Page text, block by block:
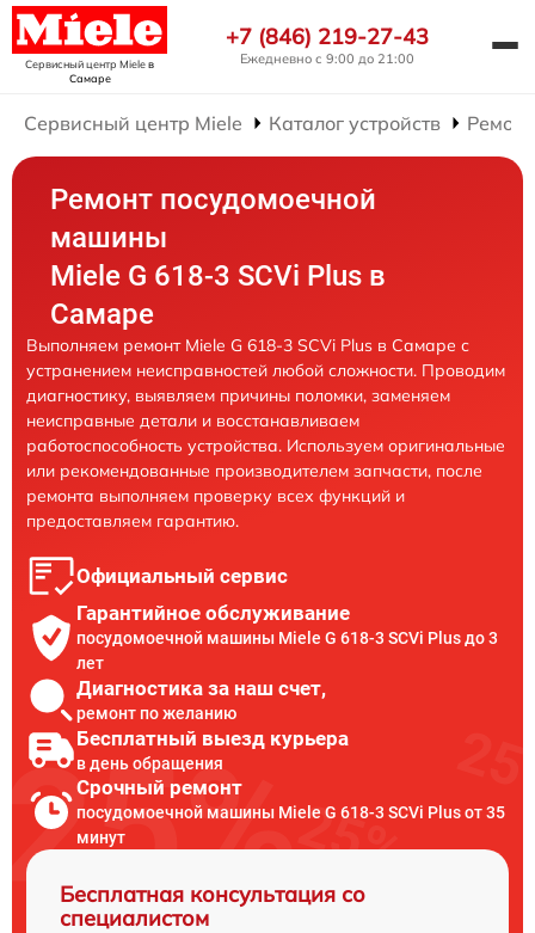
Сервисный центр Mieleв
Самаре
+7 (846) 219-27-43
Ежедневно с 9:00 до 21:00
Сервисный центр Miele Каталог устройств
Ремонт посудомоечной
машины
Miele G 618-3 SCVi Plus в
Самаре
Выполняем ремонт Miele G 618-3 SCVi Plus в Самаре с
устранением неисправностей любой сложности. Проводим
диагностику, выявляем причины поломки, заменяем
неисправные детали и восстанавливаем
работоспособность устройства. Используем оригинальные
или рекомендованные производителем запчасти, после
ремонта выполняем проверку всех функций и
предоставляем гарантию.
Официальный сервис
Гарантийное обслуживание
посудомоечной машины Miele G 618-3 SCVi Plus до 3
лет
Диагностика за наш счет,
ремонт по желанию
Бесплатный выезд курьера
в день обращения
Срочный ремонт
посудомоечной машины Miele G 618-3 SCVi Plus от 35
минут
Бесплатная консультация со
специалистом